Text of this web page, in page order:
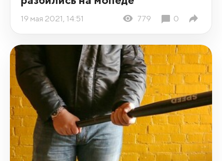
19 мая 2021, 14:51 779 0